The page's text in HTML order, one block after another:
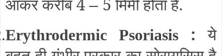
आकर करीब 4 – 5 मिमी होता है.
Erythrodermic Psoriasis : ये